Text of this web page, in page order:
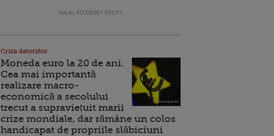
Ads by INTERNET PROTV
Criza datoriilor
Moneda euro la 20 de ani.
Cea mai importantă
realizare macro-
economică a secolului
trecut a supraviețuit marii
crize mondiale, dar rămâne un colos
handicapat de propriile slăbiciuni